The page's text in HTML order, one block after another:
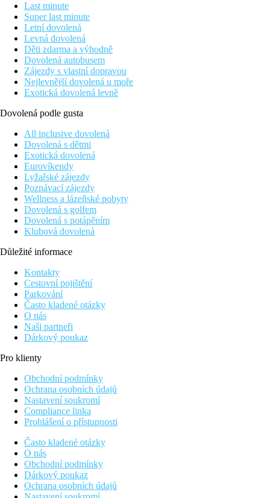
Last minute
Super last minute
Letní dovolená
Levná dovolená
Děti zdarma a výhodně
Dovolená autobusem
Zájezdy s vlastní dopravou
Nejlevnější dovolená u moře
Exotická dovolená levně
Dovolená podle gusta
All inclusive dovolená
Dovolená s dětmi
Exotická dovolená
Eurovíkendy
Lyžařské zájezdy
Poznávací zájezdy
Wellness a lázeňské pobyty
Dovolená s golfem
Dovolená s potápěním
Klubová dovolená
Důležité informace
Kontakty
Cestovní pojištění
Parkování
Často kladené otázky
O nás
Naši partneři
Dárkový poukaz
Pro klienty
Obchodní podmínky
Ochrana osobních údajů
Nastavení soukromí
Compliance linka
Prohlášení o přístupnosti
Často kladené otázky
O nás
Obchodní podmínky
Dárkový poukaz
Ochrana osobních údajů